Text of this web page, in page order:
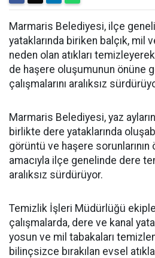
Marmaris Belediyesi, ilçe
yataklarında biriken balçık, mil
neden olan atıkları
de haşere oluşumunun önüne
çalışmalarını aralıksız
Marmaris Belediyesi, yaz
birlikte dere yataklarında
görüntü ve haşere
amacıyla ilçe genelinde dere
aralıksız sürdürüyor.
Temizlik İşleri Müdürlüğü
çalışmalarda, dere ve kanal
yosun ve mil tabakaları
bilinçsizce bırakılan evsel